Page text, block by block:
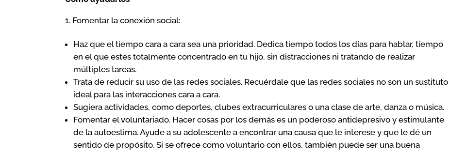
Fomentar la conexión social:
Haz que el tiempo cara a cara sea una prioridad. Dedica tiempo todos los días para hablar, tiempo
en el que estés totalmente concentrado en tu hijo, sin distracciones ni tratando de realizar
múltiples tareas.
Trata de reducir su uso de las redes sociales. Recuérdale que las redes sociales no son un sustituto
ideal para las interacciones cara a cara.
Sugiera actividades, como deportes, clubes extracurriculares o una clase de arte, danza o música.
Fomentar el voluntariado. Hacer cosas por los demás es un poderoso antidepresivo y estimulante
de la autoestima. Ayude a su adolescente a encontrar una causa que le interese y que le dé un
sentido de propósito. Si se ofrece como voluntario con ellos, también puede ser una buena